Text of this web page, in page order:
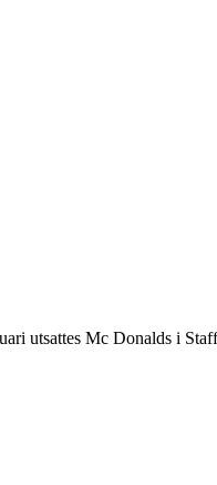
utsattes Mc Donalds i